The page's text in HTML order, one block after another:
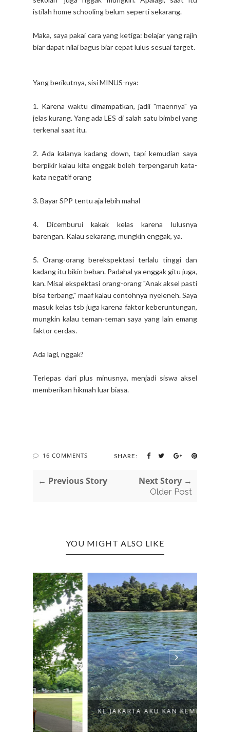
istilah home schooling belum seperti sekarang.
Maka, saya pakai cara yang ketiga: belajar yang rajin
biar dapat nilai bagus biar cepat lulus sesuai target.
Yang berikutnya, sisi MINUS-nya:
1. Karena waktu dimampatkan, jadii "maennya" ya
jelas kurang. Yang ada LES di salah satu bimbel yang
terkenal saat itu.
2. Ada kalanya kadang down, tapi kemudian saya
berpikir kalau kita enggak boleh terpengaruh kata-
kata negatif orang
3. Bayar SPP tentu aja lebih mahal
4. Dicemburui kakak kelas karena lulusnya
barengan. Kalau sekarang, mungkin enggak, ya.
5. Orang-orang berekspektasi terlalu tinggi dan
kadang itu bikin beban. Padahal ya enggak gitu juga,
kan. Misal ekspektasi orang-orang "Anak aksel pasti
bisa terbang," maaf kalau contohnya nyeleneh. Saya
masuk kelas tsb juga karena faktor keberuntungan,
mungkin kalau teman-teman saya yang lain emang
faktor cerdas.
Ada lagi, nggak?
Terlepas dari plus minusnya, menjadi siswa aksel
memberikan hikmah luar biasa.
16 COMMENTS SHARE:
← Previous Story Next Story →
Older Post
YOU MIGHT ALSO LIKE
KE JAKARTA AKU KAN KEMBALI